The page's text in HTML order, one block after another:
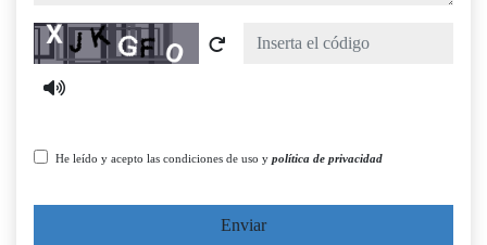
Captcha
He leído y acepto las condiciones de uso y política de privacidad
Enviar